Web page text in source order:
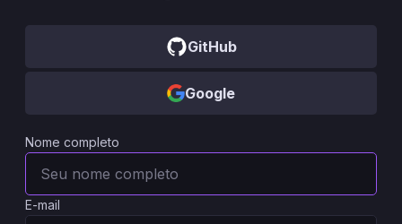
GitHub
Google
Nome completo
E-mail